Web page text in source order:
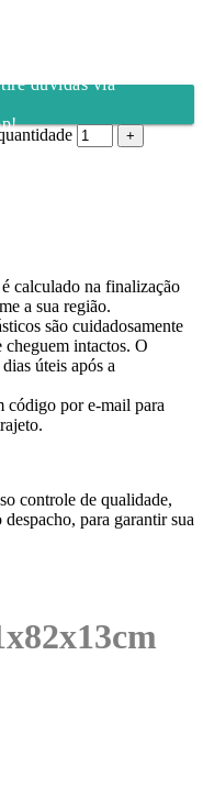
dúvidas via
calculado na finalização
a sua região.
são cuidadosamente
cheguem intactos. O
úteis após a
código por e-mail para
controle de qualidade,
para garantir sua